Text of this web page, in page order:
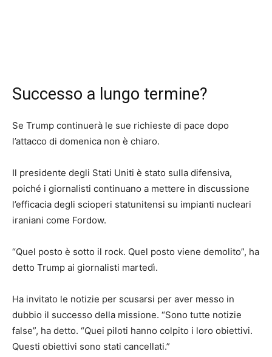
Successo a lungo termine?
Se Trump continuerà le sue richieste di pace dopo
l’attacco di domenica non è chiaro.
Il presidente degli Stati Uniti è stato sulla difensiva,
poiché i giornalisti continuano a mettere in discussione
l’efficacia degli scioperi statunitensi su impianti nucleari
iraniani come Fordow.
“Quel posto è sotto il rock. Quel posto viene demolito”, ha
detto Trump ai giornalisti martedì.
Ha invitato le notizie per scusarsi per aver messo in
dubbio il successo della missione. “Sono tutte notizie
false”, ha detto. “Quei piloti hanno colpito i loro obiettivi.
Questi obiettivi sono stati cancellati.”